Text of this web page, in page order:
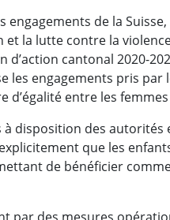
engagements de la
et la lutte contre la
cantonal 2020-
les engagements pris par
entre les
disposition des
que les
de bénéficier